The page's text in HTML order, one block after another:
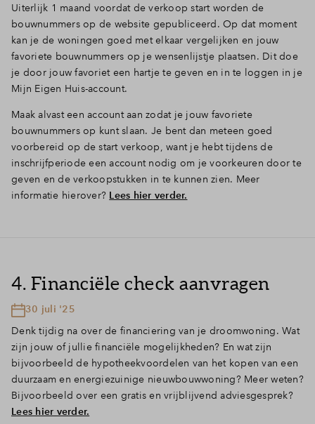
Uiterlijk 1 maand voordat de verkoop start worden de
bouwnummers op de website gepubliceerd. Op dat moment
kan je de woningen goed met elkaar vergelijken en jouw
favoriete bouwnummers op je wensenlijstje plaatsen. Dit doe
je door jouw favoriet een hartje te geven en in te loggen in je
Mijn Eigen Huis-account.
Maak alvast een account aan zodat je jouw favoriete
bouwnummers op kunt slaan. Je bent dan meteen goed
voorbereid op de start verkoop, want je hebt tijdens de
inschrijfperiode een account nodig om je voorkeuren door te
geven en de verkoopstukken in te kunnen zien. Meer
informatie hierover? Lees hier verder.
4. Financiële check aanvragen
30 juli '25
Denk tijdig na over de financiering van je droomwoning. Wat
zijn jouw of jullie financiële mogelijkheden? En wat zijn
bijvoorbeeld de hypotheekvoordelen van het kopen van een
duurzaam en energiezuinige nieuwbouwwoning? Meer weten?
Bijvoorbeeld over een gratis en vrijblijvend adviesgesprek?
Lees hier verder.